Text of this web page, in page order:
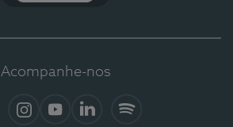
Acompanhe-nos